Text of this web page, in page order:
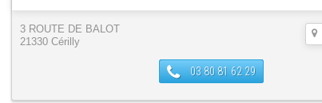
3 ROUTE DE BALOT
21330 Cérilly
03 80 81 62 29